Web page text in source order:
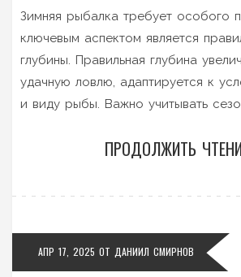
Зимняя рыбалка требует особого
ключевым аспектом является
глубины. Правильная глубина
удачную ловлю, адаптируется к
и виду рыбы. Важно учитывать
Знание оптимальной глубины
ПРОДОЛЖИТЬ
АПР 17, 2025 ОТ ДАНИИЛ СМИРНОВ